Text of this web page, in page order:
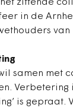
zittende
in de
van
samen met
Verbetering
is gepraat.